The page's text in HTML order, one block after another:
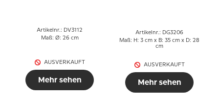
Artikelnr.: DV3112
Maß: Ø: 26 cm
AUSVERKAUFT
Mehr sehen
Artikelnr.: DG3206
Maß: H: 3 cm x B: 35 cm x D: 28
cm
AUSVERKAUFT
Mehr sehen